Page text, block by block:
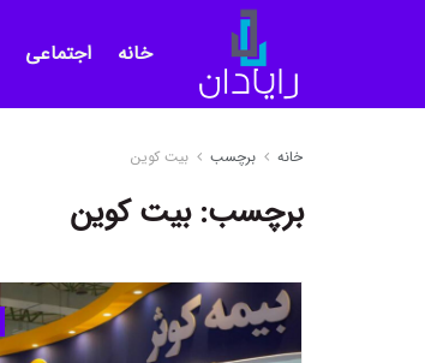
خانه اجتماعی
خانه برچسب بیت کوین
برچسب:بیت کوین